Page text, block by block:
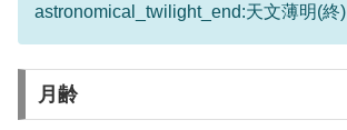
astronomical_twilight_end:天文薄明(終)
月齢